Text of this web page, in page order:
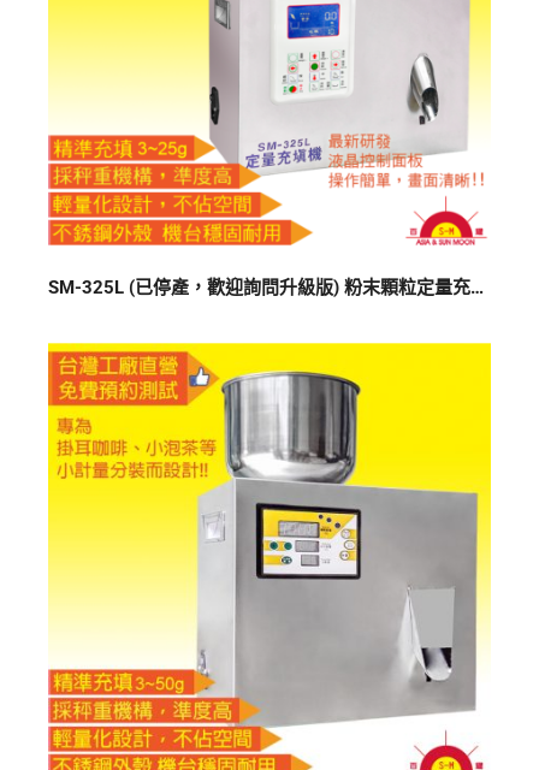
SM-325L (已停產，歡迎詢問升級版) 粉末顆粒定量充填分裝機